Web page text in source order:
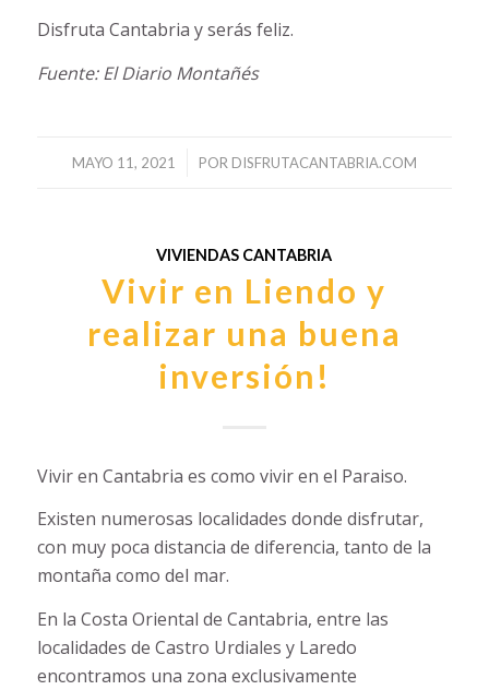
Disfruta Cantabria y serás feliz.
Fuente: El Diario Montañés
MAYO 11, 2021
/ POR DISFRUTACANTABRIA.COM
VIVIENDAS CANTABRIA
Vivir en Liendo y
realizar una buena
inversión!
Vivir en Cantabria es como vivir en el Paraiso.
Existen numerosas localidades donde disfrutar,
con muy poca distancia de diferencia, tanto de la
montaña como del mar.
En la Costa Oriental de Cantabria, entre las
localidades de Castro Urdiales y Laredo
encontramos una zona exclusivamente